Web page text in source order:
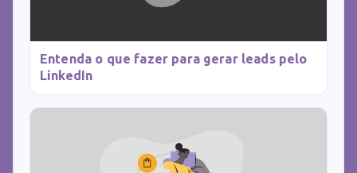
Entenda o que fazer para gerar leads pelo
LinkedIn